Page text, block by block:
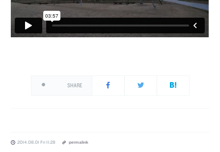
SHARE
2014.08.01 Fri 11:28 permalink